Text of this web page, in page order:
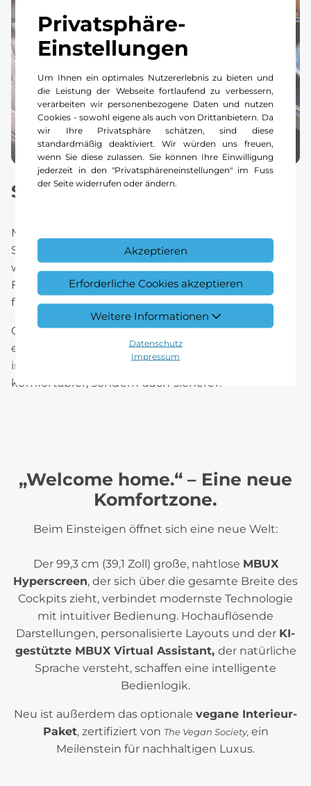
Privatsphäre-
Einstellungen
Um Ihnen ein optimales Nutzererlebnis zu bieten und
die Leistung der Webseite fortlaufend zu verbessern,
verarbeiten wir personenbezogene Daten und nutzen
Cookies - sowohl eigene als auch von Drittanbietern. Da
wir Ihre Privatsphäre schätzen, sind diese
standardmäßig deaktiviert. Wir würden uns freuen,
wenn Sie diese zulassen. Sie können Ihre Einwilligung
jederzeit in den "Privatsphäreneinstellungen" im Fuss
der Seite widerrufen oder ändern.
Akzeptieren
Erforderliche Cookies akzeptieren
Weitere Informationen
Datenschutz
Impressum
Sicherheit, die mitdenkt.
Modernste Assistenzsysteme, ein umfangreiches
Sicherheitskonzept und innovative Funktionen
wie
PRE‑SAFE®sorgen dafür, dass sich
Fahrerinnen und Fahrer jederzeit gut geschützt
fühlen.
Optional ermöglichtMB.DRIVE ASSIST PROein
entspanntes Punkt‑zu‑Punkt‑Fahrerlebnis, selbst
im dichten Verkehr. So wird jede Fahrt nicht nur
komfortabler, sondern auch sicherer.
„Welcome home.“ – Eine neue
Komfortzone.
Beim Einsteigen öffnet sich eine neue Welt:
Der 99,3 cm (39,1 Zoll) große, nahtlose MBUX
Hyperscreen, der sich über die gesamte Breite des
Cockpits zieht, verbindet modernste Technologie
mit intuitiver Bedienung. Hochauflösende
Darstellungen, personalisierte Layouts und der KI-
gestützte MBUX Virtual Assistant, der natürliche
Sprache versteht, schaffen eine intelligente
Bedienlogik.
Neu ist außerdem das optionale vegane Interieur-
Paket, zertifiziert von The Vegan Society, ein
Meilenstein für nachhaltigen Luxus.